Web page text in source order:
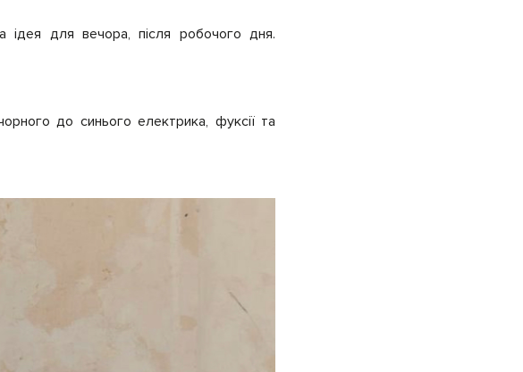
для вечора, після робочого дня.
до синього електрика, фуксії та